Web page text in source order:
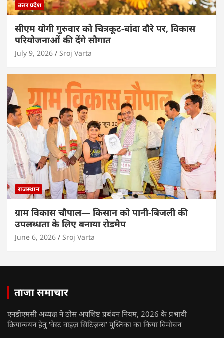
उत्तर प्रदेश
सीएम योगी गुरुवार को चित्रकूट-बांदा दौरे पर, विकास
परियोजनाओं की देंगे सौगात
July 9, 2026 Sroj Varta
राजस्थान
ग्राम विकास चौपाल— किसान को पानी-बिजली की
उपलब्धता के लिए बनाया रोडमैप
June 6, 2026 Sroj Varta
ताजा समाचार
एनडीएमसी अध्यक्ष ने ठोस अपशिष्ट प्रबंधन नियम, 2026 के प्रभावी
क्रियान्वयन हेतु ‘वेस्ट वाइज़ सिटिज़न्स’ पुस्तिका का किया विमोचन